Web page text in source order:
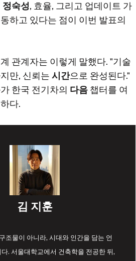
정숙성, 효율, 그리고 업데이트 가
하고 있다는 점이 이번 발표의
관계자는 이렇게 말했다. "기술
만, 신뢰는 시간으로 완성된다."
한국 전기차의 다음 챕터를 여
다.
김 지훈
조물이 아니라, 시대와 인간을 담는 언
. 서울대학교에서 건축학을 전공한 뒤,